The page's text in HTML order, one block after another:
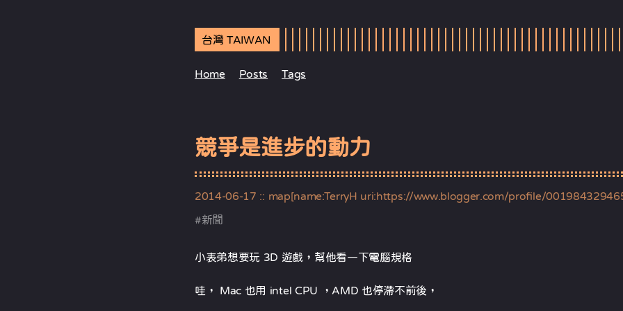
台灣 TAIWAN
Home Posts Tags
競爭是進步的動力
2014-06-17 :: map[name:TerryH uri:https://www.blogger.com/profile/
#新聞
小表弟想要玩 3D 遊戲，幫他看一下電腦規格
哇， Mac 也用 intel CPU ，AMD 也停滯不前後，